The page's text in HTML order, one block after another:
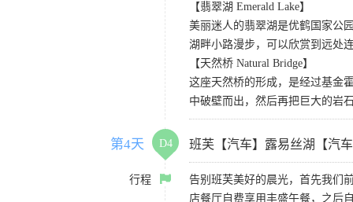
【翡翠湖 Emerald Lake】
美丽迷人的翡翠湖是优鹤国家公
湖畔小路漫步，可以欣赏到远处
【天然桥 Natural Bridge】
这座天然桥的形成，是经过基金
中破壁而出，然后再把巨大的岩
第4天 D4 班芙【汽车】露易丝湖【汽
行程
告别班芙美好的晨光，首先我们
店餐厅自费享用丰盛午餐，之后